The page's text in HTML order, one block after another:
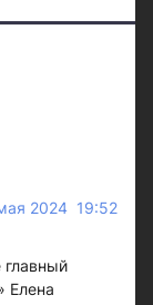
2024 19:52
Елена